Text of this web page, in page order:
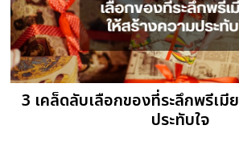
3 เคล็ดลับเลือกของที่ระลึกพรีเมี
ประทับใจ